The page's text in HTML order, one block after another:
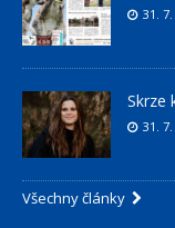
31.
Skrze
31.
Všechny články